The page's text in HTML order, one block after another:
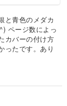
と青色のメダカ
ページ数によっ
カバーの付け方
ったです。あり